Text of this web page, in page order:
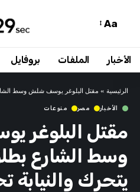
Aa
الأخبار الملفات بروفايل
الرئيسية » مقتل البلوغر يوسف شلش وسط
الأخبار مصر منوعات
مقتل البلوغر
وسط الشارع
يتحرك